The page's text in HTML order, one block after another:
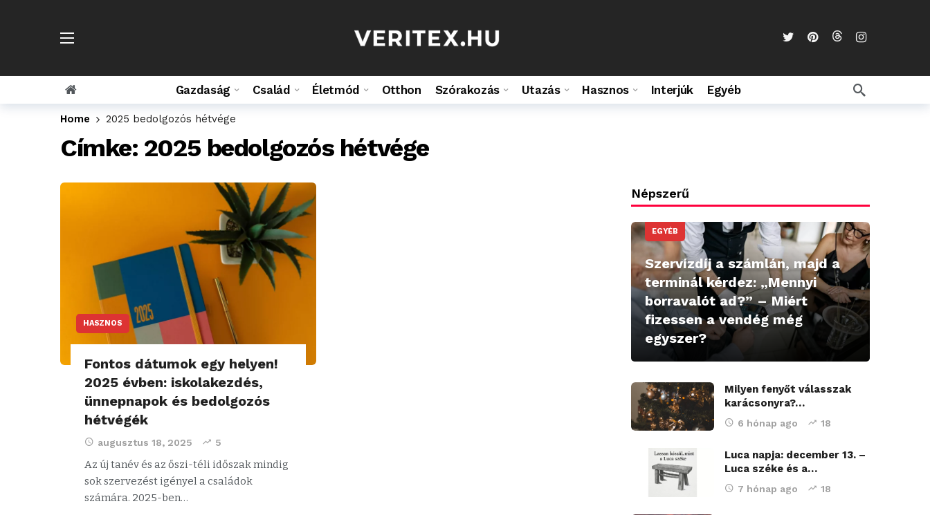
Gazdaság Család Életmód Otthon Szórakozás Utazás Hasznos Interjúk Egyéb
Home 2025 bedolgozós hétvége
Címke: 2025 bedolgozós hétvége
HASZNOS
Fontos dátumok egy helyen!
2025 évben: iskolakezdés,
ünnepnapok és bedolgozós
hétvégék
augusztus 18, 2025 5
Az új tanév és az őszi-téli időszak mindig
sok szervezést igényel a családok
számára. 2025-ben…
Népszerű
EGYÉB
Szervízdíj a számlán, majd a
terminál kérdez: „Mennyi
borravalót ad?” – Miért
fizessen a vendég még
egyszer?
Milyen fenyőt válasszak
karácsonyra?…
6 hónap ago 18
Luca napja: december 13. –
Luca széke és a…
7 hónap ago 18